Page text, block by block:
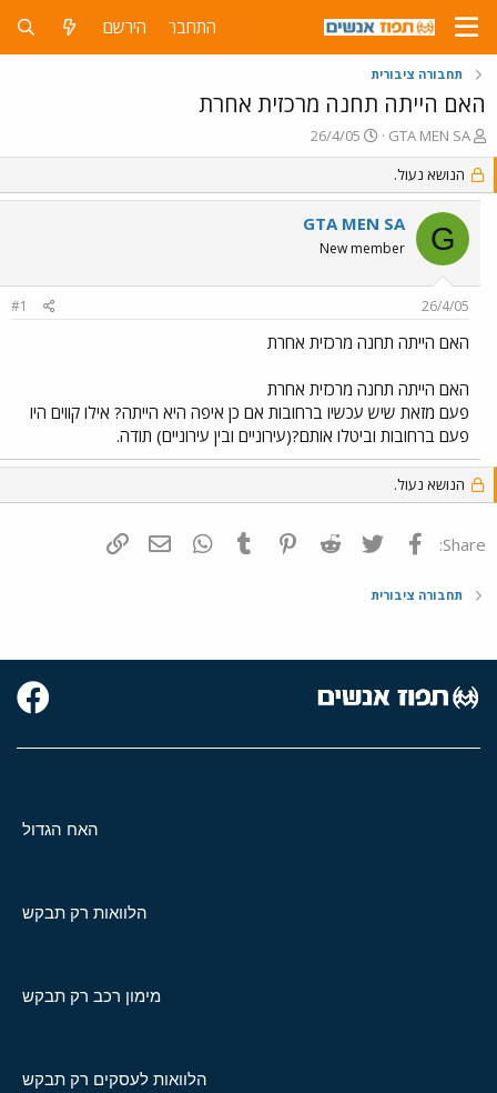
התחבר הירשם
תחבורה ציבורית
האם הייתה תחנה מרכזית אחרת
פ
ו
ת
ח
נ
GTA MEN SA
פ
ו
ס
ם
ב
ת
ך
26/4/05
הנושא נעול.
G
GTA MEN SA
New member
26/4/05
#1
האם הייתה תחנה מרכזית אחרת
האם הייתה תחנה מרכזית אחרת
פעם מזאת שיש עכשיו ברחובות אם כן איפה היא הייתה? אילו קווים היו
פעם ברחובות וביטלו אותם?(עירוניים ובין עירוניים) תודה.
הנושא נעול.
Share: פייסבוק Twitter
Reddit
Pinterest
Tumblr
WhatsAppדואר אלקטרוני
תחבורה ציבורית
האח הגדול
הלוואות רק תבקש
מימון רכב רק תבקש
הלוואות לעסקים רק תבקש